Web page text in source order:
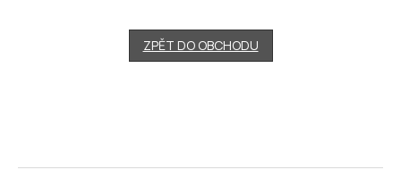
ZPĚT DO OBCHODU